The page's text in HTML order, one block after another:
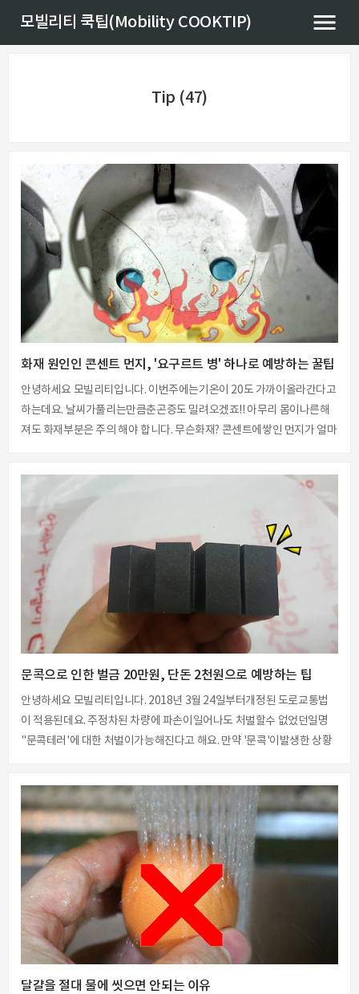
모빌리티 쿡팁(Mobility COOKTIP)
Tip (47)
화재 원인인 콘센트 먼지, '요구르트 병' 하나로 예방하는 꿀팁
안녕하세요 모빌리티입니다. 이번주에는기온이 20도 가까이올라간다고
하는데요. 날씨가풀리는만큼춘곤증도 밀려오겠죠!! 아무리 몸이나른해
져도 화재부분은 주의 해야 합니다. 무슨화재? 콘센트에쌓인 먼지가 얼마
분이라고 합니다. 콘센트에 쌓이는먼지에 대해서 무신경하다면금새 이
렇게 먼지로 덮히게 되더라구요. 이상태에서도자그만한 스파크만 나면
불이 붙을수도 있다고 합니다. 먼지로 인해발생한 화재가 보도된것을기
억하시는 분들도 계실거에요. 멀티탭 중에도각 콘센트에 스위치를껐다
켰다 할수 있어 콘센트구가많은 것을 더 선호하고 사용하실거에요. 하지
만 비여있는콘센트에 먼지가 쉽게쌓이는 환경을 만들어..
문콕으로 인한 벌금 20만원, 단돈 2천원으로 예방하는 팁
안녕하세요 모빌리티입니다. 2018년 3월 24일부터개정된 도로교통법
이 적용된데요. 주정차된 차량에 파손이일어나도 처벌할수 없었던일명
"문콕테러'에 대한 처벌이가능해진다고 해요. 만약 '문콕'이발생한 상황
차를 구입하시면문콕 방지용 도어 가드가부착되어 있는데요. 새로운 도
어가드로교환전까지는 떼어내지 마시고그대로 다니시는 것을 추천드려
요. 이미 떼어내신 분들은다이소에 판매하는 도어가드가2천원이면 구매
할 수 있어요. 도어가드를 부착하시면문콕테러를 미연에 방지 할수있기
때문에 문콕테러 대상에서제외됩니다. 문콕테러를 당했다면? 문콕테러
를 당하신분들은차를 움직이지 마시고 경찰에신고하..
달걀을 절대 물에 씻으면 안되는 이유